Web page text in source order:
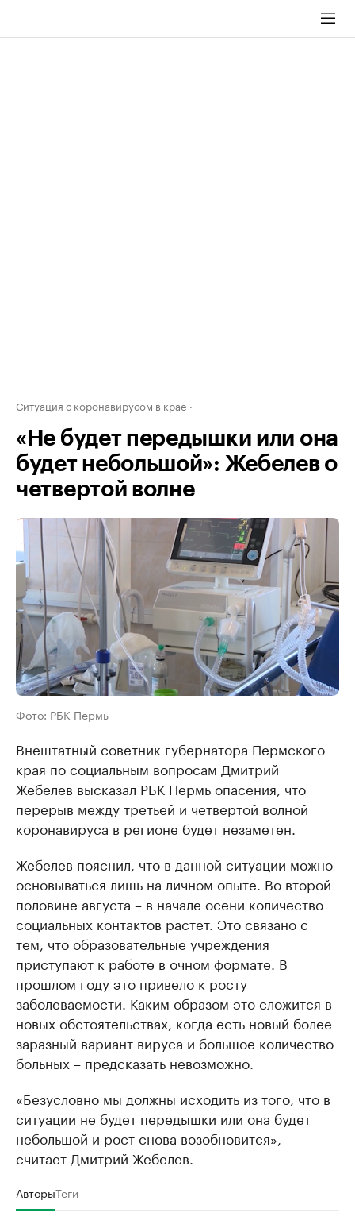
Ситуация с коронавирусом в крае
«Не будет передышки или она
будет небольшой»: Жебелев о
четвертой волне
Фото: РБК Пермь
Внештатный советник губернатора Пермского
края по социальным вопросам Дмитрий
Жебелев высказал РБК Пермь опасения, что
перерыв между третьей и четвертой волной
коронавируса в регионе будет незаметен.
Жебелев пояснил, что в данной ситуации можно
основываться лишь на личном опыте. Во второй
половине августа – в начале осени количество
социальных контактов растет. Это связано с
тем, что образовательные учреждения
приступают к работе в очном формате. В
прошлом году это привело к росту
заболеваемости. Каким образом это сложится в
новых обстоятельствах, когда есть новый более
заразный вариант вируса и большое количество
больных – предсказать невозможно.
«Безусловно мы должны исходить из того, что в
ситуации не будет передышки или она будет
небольшой и рост снова возобновится», –
считает Дмитрий Жебелев.
АвторыТеги